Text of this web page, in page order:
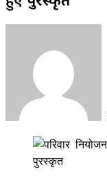
Facebook
LinkedIn
WhatsApp
Telegram